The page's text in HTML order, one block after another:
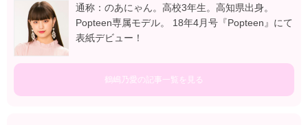
通称：のあにゃん。高校3年生。高知県出身。
Popteen専属モデル。 18年4月号『Popteen』にて
表紙デビュー！
鶴嶋乃愛の記事一覧を見る